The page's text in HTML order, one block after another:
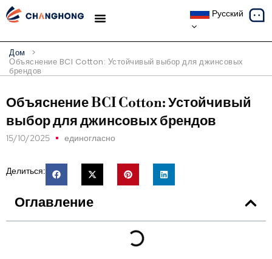
Русский
Дом >
Объяснение BCI Cotton: Устойчивый выбор для джинсовых
брендов
Объяснение BCI Cotton: Устойчивый
выбор для джинсовых брендов
15/10/2025 единогласно
Делиться:
Оглавление